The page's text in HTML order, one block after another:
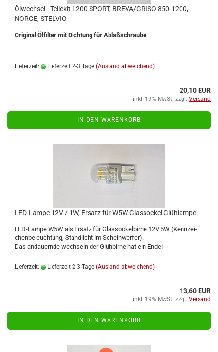
Öl­wech­sel - Tei­le­kit 1200 SPORT, BREVA/GRISO 850-​1200,
NORGE, STEL­VIO
Ori­gi­nal Öl­fil­ter mit Dich­tung für Ab­laß­schrau­be
Lieferzeit: Lieferzeit 2-3 Tage (Ausland abweichend)
20,10 EUR
inkl. 19% MwSt. zzgl. Versand
IN DEN WARENKORB
LED-​Lampe 12V / 1W, Er­satz für W5W Glas­so­ckel Glüh­lam­pe
LED-​Lampe W5W als Er­satz für Glas­so­ckel­bir­ne 12V 5W (Kenn­zei­
chen­be­leuch­tung, Stand­licht im Schein­wer­fer).
Das an­dau­ern­de wech­seln der Glüh­bir­ne hat ein Ende!
Lieferzeit: Lieferzeit 2-3 Tage (Ausland abweichend)
13,60 EUR
inkl. 19% MwSt. zzgl. Versand
IN DEN WARENKORB